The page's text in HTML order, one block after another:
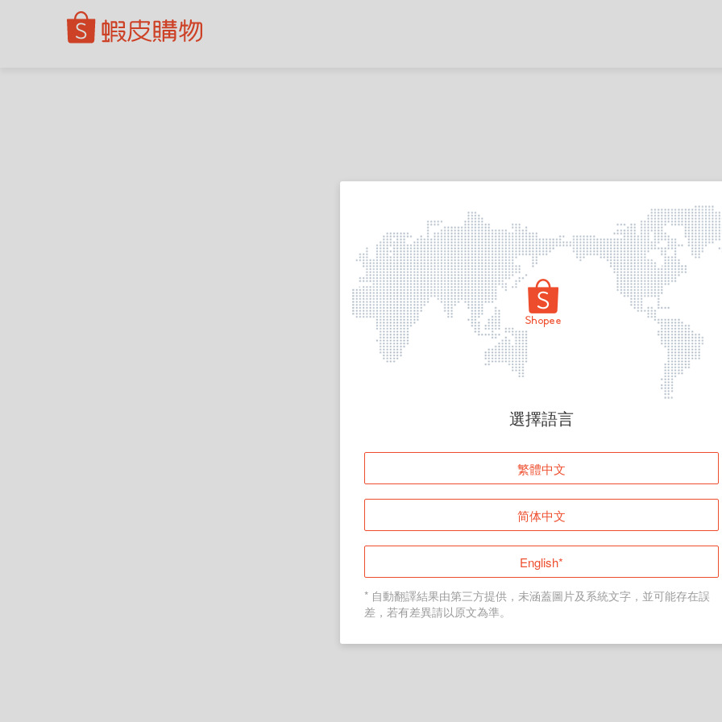
頁面無法顯示
登入
返回首頁
選擇語言
繁體中文
简体中文
English*
* 自動翻譯結果由第三方提供，未涵蓋圖片及系統文字，並可能存在誤
差，若有差異請以原文為準。